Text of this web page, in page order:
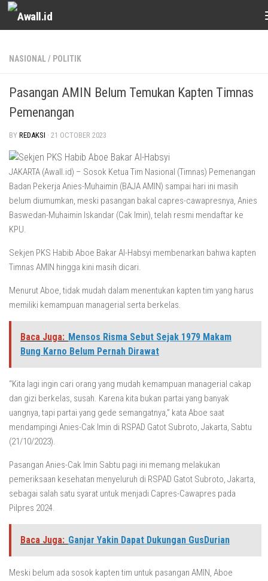
Skip to content
NASIONAL/ POLITIK
Pasangan AMIN Belum Temukan Kapten Timnas
Pemenangan
BY REDAKSI · 21 OCTOBER 2023
JAKARTA (Awall.id) – Sosok Ketua Tim Nasional (Timnas) Pemenangan
Badan Pekerja Anies-Muhaimin (BAJA AMIN) sampai hari ini masih
belum diumumkan, meski pasangan bakal capres-cawapresnya, Anies
Baswedan-Muhaimin Iskandar (Cak Imin), telah resmi mendaftar ke
KPU.
Sekjen PKS Habib Aboe Bakar Al-Habsyi membenarkan bahwa kapten
Timnas AMIN hingga kini masih dicari.
Menurut Aboe, tidak mudah dalam menentukan kapten tim yang harus
memiliki kemampuan managerial serta berkelas.
Baca Juga: Mensos Risma Sebut Sejak 1979 Makam
Bung Karno Belum Pernah Dirawat
“Kita lagi ingin cari orang yang mudah kemampuan managerial cakap
dan gizi berkelas, susah. Karena kita bukan partai yang banyak
uangnya, tapi partai yang gede semangatnya,” kata Aboe saat
mendampingi Anies-Cak Imin di RSPAD Gatot Subroto, Jakarta, Sabtu
(21/10/2023).
Pasangan Anies-Cak Imin Sabtu pagi ini memang melakukan
pemeriksaan kesehatan menyeluruh di RSPAD Gatot Subroto, Jakarta,
sebagai salah satu syarat untuk menjadi Capres-Cawapres pada
Pilpres 2024.
Baca Juga: Ganjar Yakin Dapat Dukungan GusDurian
Meski belum ada sosok kapten tim untuk pasangan AMIN, Aboe